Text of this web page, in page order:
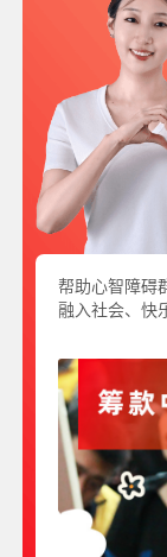
帮助心智障碍
融入社会、快